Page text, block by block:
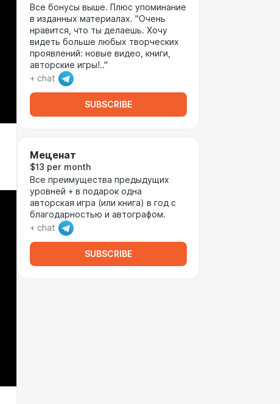
Все бонусы выше. Плюс упоминание
в изданных материалах. "Очень
нравится, что ты делаешь. Хочу
видеть больше любых творческих
проявлений: новые видео, книги,
авторские игры!.."
+ chat
SUBSCRIBE
Меценат
$13 per month
Все преимущества предыдущих
уровней + в подарок одна
авторская игра (или книга) в год с
благодарностью и автографом.
+ chat
SUBSCRIBE